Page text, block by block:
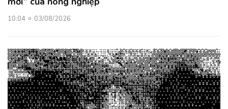
10:04 03/08/2026